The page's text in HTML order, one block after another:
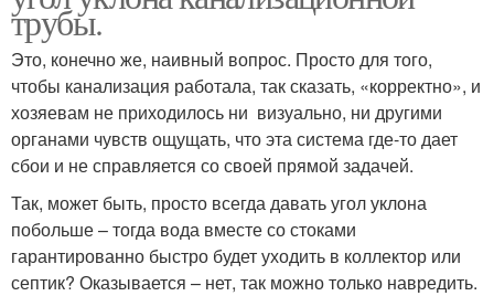
трубы.
Это, конечно же, наивный вопрос. Просто для того,
чтобы канализация работала, так сказать, «корректно», и
хозяевам не приходилось ни визуально, ни другими
органами чувств ощущать, что эта система где-то дает
сбои и не справляется со своей прямой задачей.
Так, может быть, просто всегда давать угол уклона
побольше – тогда вода вместе со стоками
гарантированно быстро будет уходить в коллектор или
септик? Оказывается – нет, так можно только навредить.